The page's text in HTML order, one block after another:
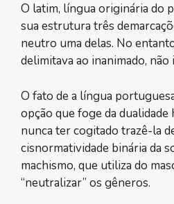
O latim, língua originária do
sua estrutura três
neutro uma delas. No
delimitava ao inanimado,
O fato de a língua
opção que foge da
nunca ter cogitado trazê-la
cisnormatividade binária da
machismo, que utiliza do
“neutralizar” os gêneros.